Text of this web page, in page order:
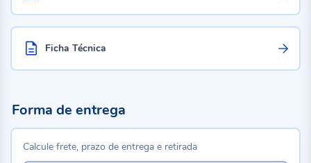
Ficha Técnica
Forma de entrega
Calcule frete, prazo de entrega e retirada